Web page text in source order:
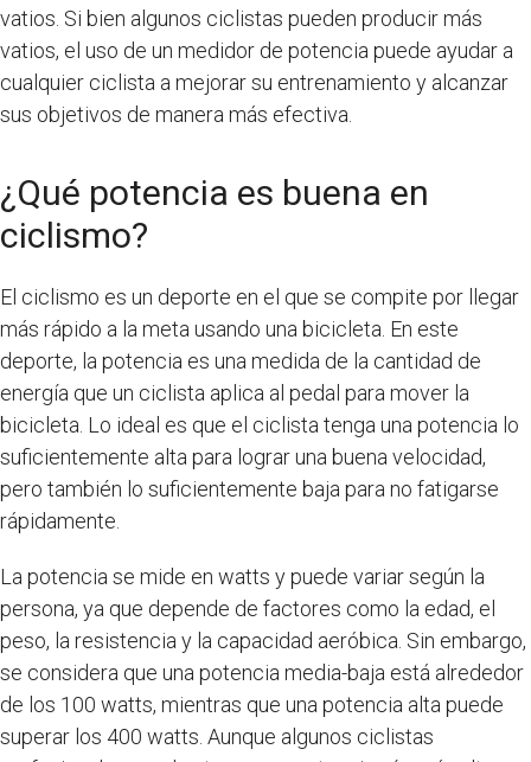
vatios. Si bien algunos ciclistas pueden producir más
vatios, el uso de un medidor de potencia puede ayudar a
cualquier ciclista a mejorar su entrenamiento y alcanzar
sus objetivos de manera más efectiva.
¿Qué potencia es buena en
ciclismo?
El ciclismo es un deporte en el que se compite por llegar
más rápido a la meta usando una bicicleta. En este
deporte, la potencia es una medida de la cantidad de
energía que un ciclista aplica al pedal para mover la
bicicleta. Lo ideal es que el ciclista tenga una potencia lo
suficientemente alta para lograr una buena velocidad,
pero también lo suficientemente baja para no fatigarse
rápidamente.
La potencia se mide en watts y puede variar según la
persona, ya que depende de factores como la edad, el
peso, la resistencia y la capacidad aeróbica. Sin embargo,
se considera que una potencia media-baja está alrededor
de los 100 watts, mientras que una potencia alta puede
superar los 400 watts. Aunque algunos ciclistas